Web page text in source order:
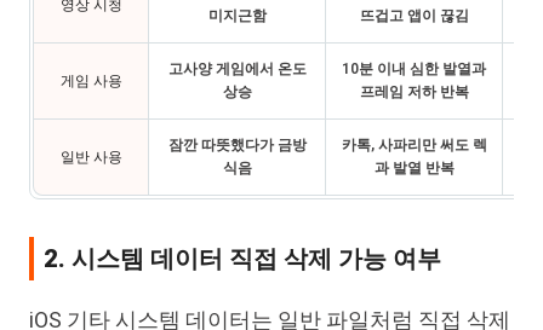
영상 시청
미지근함
뜨겁고 앱이 끊김
게임 사용
고사양 게임에서 온도
상승
10분 이내 심한 발열과
프레임 저하 반복
일반 사용
잠깐 따뜻했다가 금방
식음
카톡, 사파리만 써도 렉
과 발열 반복
2. 시스템 데이터 직접 삭제 가능 여부
iOS 기타 시스템 데이터는 일반 파일처럼 직접 삭제